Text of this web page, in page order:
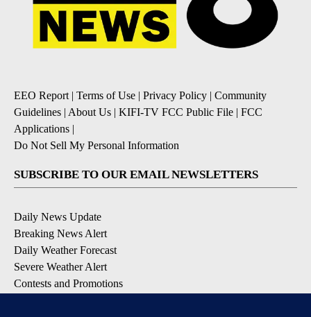
EEO Report| Terms of Use | Privacy Policy | Community
Guidelines | About Us | KIFI-TV FCC Public File | FCC
Applications |
Do Not Sell My Personal Information
SUBSCRIBE TO OUR EMAIL NEWSLETTERS
Daily News Update
Breaking News Alert
Daily Weather Forecast
Severe Weather Alert
Contests and Promotions